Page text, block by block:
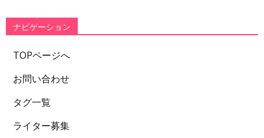
ー
ナビゲーション
TOPページへ
お問い合わせ
タグ一覧
ライター募集